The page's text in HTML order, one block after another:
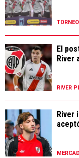
El
River
RIVER
River